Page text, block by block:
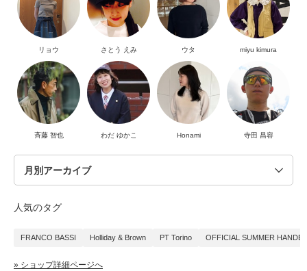
リョウ さとう えみ ウタ miyu kimura
斉藤 智也 わだ ゆかこ Honami 寺田 昌容
人気のタグ
FRANCO BASSI Holliday & Brown PT Torino OFFICIAL SUMMER
» ショップ詳細ページへ